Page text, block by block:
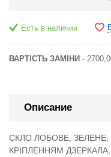
Есть в наличии
ВАРТІСТЬ ЗАМІНИ -
Описание
СКЛО ЛОБОВЕ, ЗЕЛЕНЕ,
КРІПЛЕННЯМ